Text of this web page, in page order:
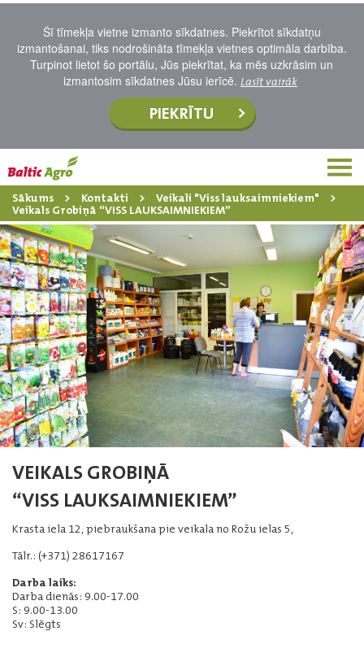
Šī tīmekļa vietne izmanto sīkdatnes. Piekrītot sīkdatņu
izmantošanai, tiks nodrošināta tīmekļa vietnes optimāla darbība.
Turpinot lietot šo portālu, Jūs piekrītat, ka mēs uzkrāsim un
izmantosim sīkdatnes Jūsu ierīcē. Lasīt vairāk
PIEKRĪTU
Sākums Kontakti
Veikali "Viss lauksaimniekiem"
Veikals Grobiņā “VISS LAUKSAIMNIEKIEM”
VEIKALS GROBIŅĀ
“VISS LAUKSAIMNIEKIEM”
Krasta iela 12, piebraukšana pie veikala no Rožu ielas 5,
Tālr.: (+371) 28617167
Darba laiks:
Darba dienās: 9.00-17.00
S: 9.00-13.00
Sv: Slēgts